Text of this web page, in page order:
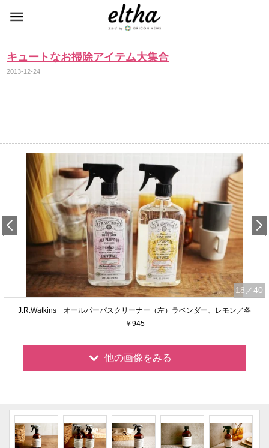
キュートなお掃除アイテム大集合
2013-12-24
18 ／40
J.R.Watkins オールパーパスクリーナー（左）ラベンダー、レモン／各
￥945
他の画像をみる